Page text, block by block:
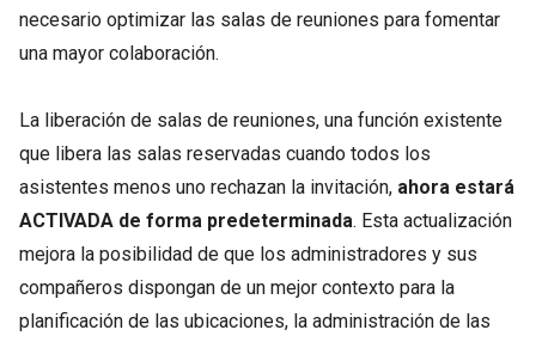
necesario optimizar las salas de reuniones para fomentar
una mayor colaboración.
La liberación de salas de reuniones, una función existente
que libera las salas reservadas cuando todos los
asistentes menos uno rechazan la invitación, ahora estará
ACTIVADA de forma predeterminada. Esta actualización
mejora la posibilidad de que los administradores y sus
compañeros dispongan de un mejor contexto para la
planificación de las ubicaciones, la administración de las